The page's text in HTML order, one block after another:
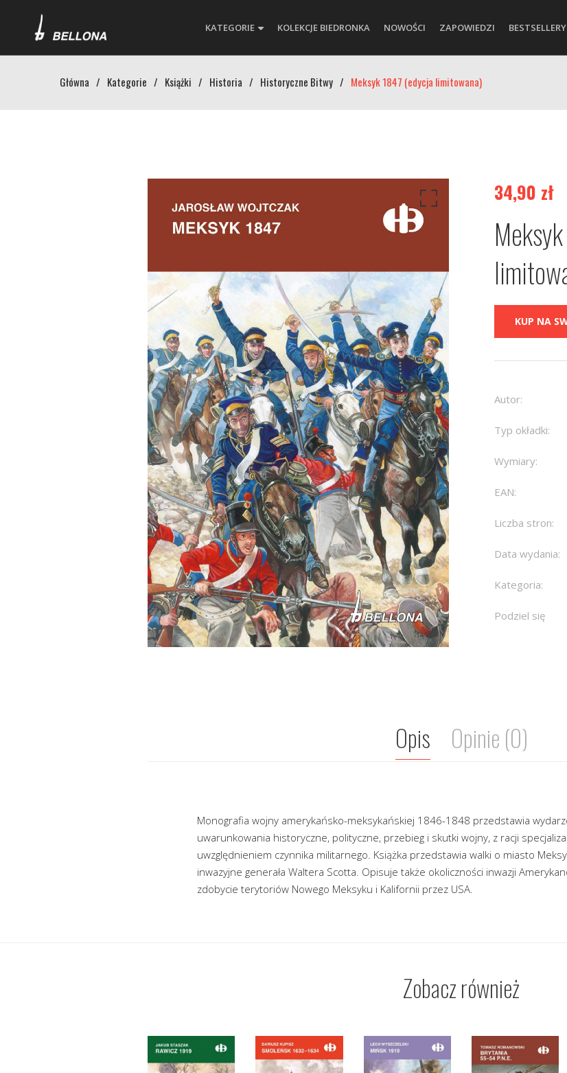
KATEGORIE KOLEKCJE BIEDRONKA NOWOŚCI ZAPOWIEDZI BESTSELLERY
Główna / Kategorie / Książki / Historia / Historyczne Bitwy / Meksyk 1847 (edycja limitowana)
34,90 zł
KUP NA
Autor:
Typ okładki:
Wymiary:
EAN:
Liczba stron:
Data wydania:
Kategoria:
Podziel się
Opis Opinie (0)
Monografia wojny amerykańsko-meksykańskiej 1846-1848 przedstawia
uwarunkowania historyczne, polityczne, przebieg i skutki wojny, z racji
uwzględnieniem czynnika militarnego. Książka przedstawia walki o miasto
inwazyjne generała Waltera Scotta. Opisuje także okoliczności inwazji
zdobycie terytoriów Nowego Meksyku i Kalifornii przez USA.
Zobacz również